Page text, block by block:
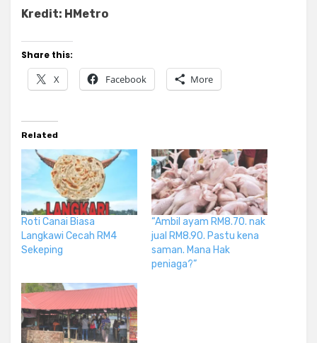
Kredit: HMetro
Share this:
X Facebook More
Related
Roti Canai Biasa
Langkawi Cecah RM4
Sekeping
“Ambil ayam RM8.70. nak
jual RM8.90. Pastu kena
saman. Mana Hak
peniaga?”